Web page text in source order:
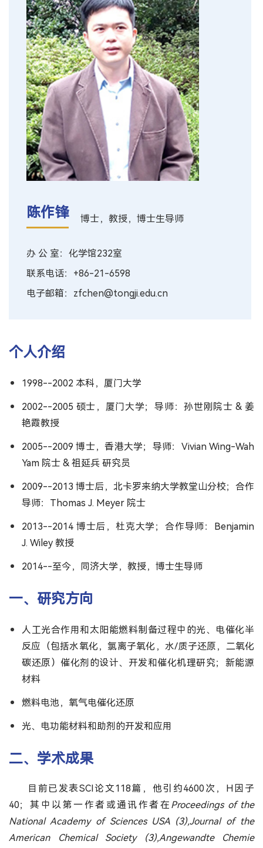
陈作锋 博士，教授，博士生导师
办 公 室：化学馆232室
联系电话：+86-21-6598
电子邮箱：zfchen@tongji.edu.cn
个人介绍
1998--2002 本科，厦门大学
2002--2005 硕士，厦门大学；导师：孙世刚院士 & 姜
艳霞教授
2005--2009 博士，香港大学；导师：Vivian Wing-Wah
Yam 院士 & 祖延兵 研究员
2009--2013 博士后，北卡罗来纳大学教堂山分校；合作
导师：Thomas J. Meyer 院士
2013--2014 博士后，杜克大学；合作导师：Benjamin
J. Wiley 教授
2014--至今，同济大学，教授，博士生导师
一、研究方向
人工光合作用和太阳能燃料制备过程中的光、电催化半
反应（包括水氧化，氯离子氧化，水/质子还原，二氧化
碳还原）催化剂的设计、开发和催化机理研究；新能源
材料
燃料电池，氧气电催化还原
光、电功能材料和助剂的开发和应用
二、学术成果
目前已发表SCI论文118篇，他引约4600次，H因子
40；其中以第一作者或通讯作者在 Proceedings of the
National Academy of Sciences USA (3),Journal of the
American Chemical Society (3),Angewandte Chemie